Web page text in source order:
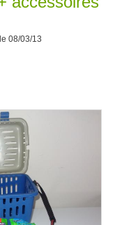
le 08/03/13